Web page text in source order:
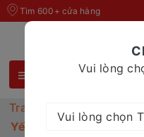
Tìm 600+ cửa hàng
Trang chủ
Yến sào Ban Mai - Tổ
Vui lòng